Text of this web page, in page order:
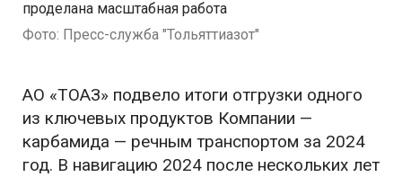
проделана масштабная работа
Фото: Пресс-служба "Тольяттиазот"
АО «ТОАЗ» подвело итоги отгрузки одного
из ключевых продуктов Компании —
карбамида — речным транспортом за 2024
год. В навигацию 2024 после нескольких лет